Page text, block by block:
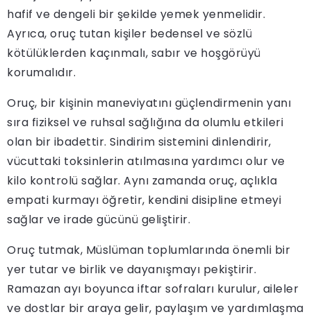
hafif ve dengeli bir şekilde yemek yenmelidir.
Ayrıca, oruç tutan kişiler bedensel ve sözlü
kötülüklerden kaçınmalı, sabır ve hoşgörüyü
korumalıdır.
Oruç, bir kişinin maneviyatını güçlendirmenin yanı
sıra fiziksel ve ruhsal sağlığına da olumlu etkileri
olan bir ibadettir. Sindirim sistemini dinlendirir,
vücuttaki toksinlerin atılmasına yardımcı olur ve
kilo kontrolü sağlar. Aynı zamanda oruç, açlıkla
empati kurmayı öğretir, kendini disipline etmeyi
sağlar ve irade gücünü geliştirir.
Oruç tutmak, Müslüman toplumlarında önemli bir
yer tutar ve birlik ve dayanışmayı pekiştirir.
Ramazan ayı boyunca iftar sofraları kurulur, aileler
ve dostlar bir araya gelir, paylaşım ve yardımlaşma